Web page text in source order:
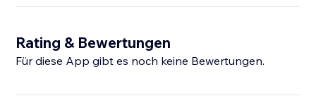
Rating & Bewertungen
Für diese App gibt es noch keine Bewertungen.